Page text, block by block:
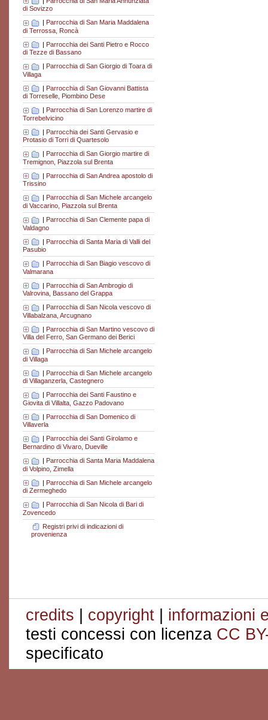
di Sovizzo
| Parrocchia di San Maria Maddalena
di Terrossa, Roncà
| Parrocchia dei Santi Pietro e Rocco
di Tezze di Bassano
| Parrocchia di San Giorgio di Toara di
Villaga
| Parrocchia di San Giovanni Battista
di Torreselle, Piombino Dese
Parrocchia di San Lorenzo martire di
Torrebelvicino
| Parrocchia dei Santi Gervasio e
Protasio di Torri di Quartesolo
Parrocchia di San Giorgio martire di
Tremignon, Piazzola sul Brenta
| Parrocchia di San Andrea apostolo di
Trissino
Parrocchia di San Michele arcangelo
di Vaccarino, Piazzola sul Brenta
| Parrocchia di San Clemente papa di
Valdagno
| Parrocchia di Santa Maria di Valli del
Pasubio
| Parrocchia di San Biagio vescovo di
Valmarana
| Parrocchia di San Ambrogio di
Valrovina, Bassano del Grappa
| Parrocchia di San Nicola vescovo di
Villabalzana, Arcugnano
| Parrocchia di San Martino vescovo di
Villa del Ferro, San Germano dei Berici
Parrocchia di San Michele arcangelo
di Villaga
| Parrocchia di San Michele arcangelo
di Villaganzerla, Castegnero
Parrocchia dei Santi Faustino e
Giovita di Villalta, Gazzo Padovano
| Parrocchia di San Domenico di
Villaverla
Parrocchia dei Santi Girolamo e
Bernardino di Vivaro, Dueville
| Parrocchia di Santa Maria Maddalena
di Volpino, Zimella
| Parrocchia di San Michele arcangelo
di Zermeghedo
| Parrocchia di San Nicola di Bari di
Zovencedo
Registri privi di indicazioni di
provenienza
credits | copyright | informazioni
testi concessi con licenza CC
specificato